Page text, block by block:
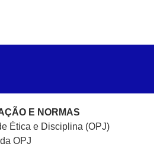
E NORMAS
Ética e Disciplina (OPJ)
OPJ